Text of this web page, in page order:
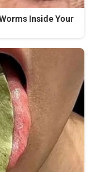
Inside Your